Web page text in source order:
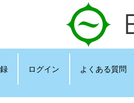
ログイン よくある質問